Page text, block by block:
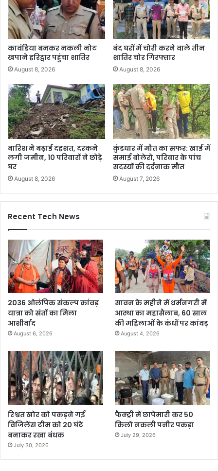
कावंडिया बनकर नकली नोट
खपाने हरिद्वार पहुंचा शातिर
August 8, 2026
बंद घरों में चोरी करने वाले तीन
शातिर चोर गिरफ्तार
August 8, 2026
बारिश ने बढ़ाई दहशत, दरकने
लगी जमीन, 10 परिवारों ने छोड़े
घर
August 8, 2026
कुंडधार में मौत का सफर: खाई में
समाई बोलेरो, परिवार के पांच
सदस्यों की दर्दनाक मौत
August 7, 2026
Recent Tech News
2036 ओलंपिक संकल्प कांवड़
यात्रा को संतों का मिला
आशीर्वाद
August 6, 2026
सावन के महीने में धर्मनगरी में
आस्था का महासैलाब, 60 साल
की महिलाओं के कंधों पर कांवड़
August 4, 2026
रिश्वत खोर को पकड़ने गई
विजिलेंस टीम को 20 घंटे
बनाकर रखा बंधक
July 30, 2026
फैक्ट्री में छापेमारी कर 50
किलो नकली पनीर पकड़ा
July 29, 2026